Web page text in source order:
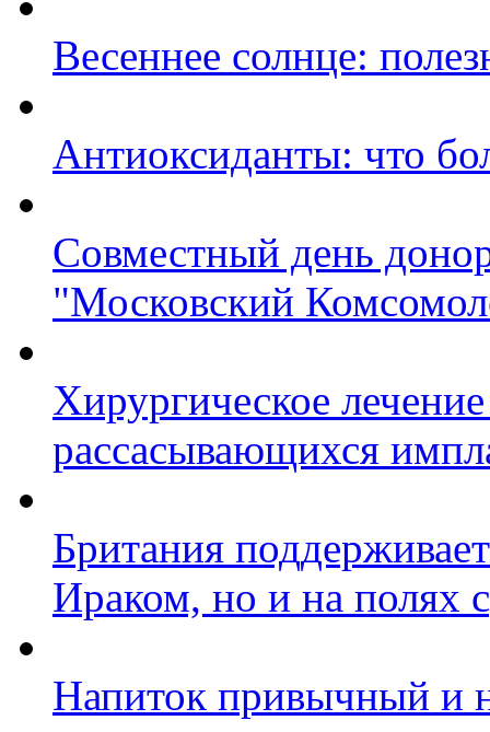
Весеннее солнце:
Антиоксиданты: что
Совместный день
"Московский
Хирургическое
рассасывающихся
Британия
Ираком, но и на полях
Напиток привычный и